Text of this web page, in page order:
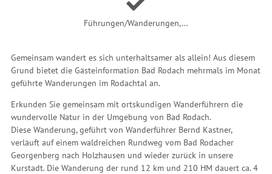
Führungen/Wanderungen,…
Gemeinsam wandert es sich unterhaltsamer als allein! Aus diesem
Grund bietet die Gästeinformation Bad Rodach mehrmals im Monat
geführte Wanderungen im Rodachtal an.
Erkunden Sie gemeinsam mit ortskundigen Wanderführern die
wundervolle Natur in der Umgebung von Bad Rodach.
Diese Wanderung, geführt von Wanderführer Bernd Kastner,
verläuft auf einem waldreichen Rundweg vom Bad Rodacher
Georgenberg nach Holzhausen und wieder zurück in unsere
Kurstadt. Die Wanderung der rund 12 km und 210 HM dauert ca. 4